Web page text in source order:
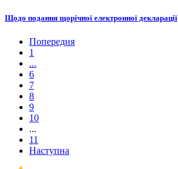
Щодо подання щорічної електронної декларації
Попередня
1
...
6
7
8
9
10
...
11
Наступна